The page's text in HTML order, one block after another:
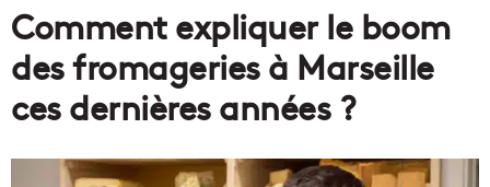
Comment expliquer le boom
des fromageries à Marseille
ces dernières années ?